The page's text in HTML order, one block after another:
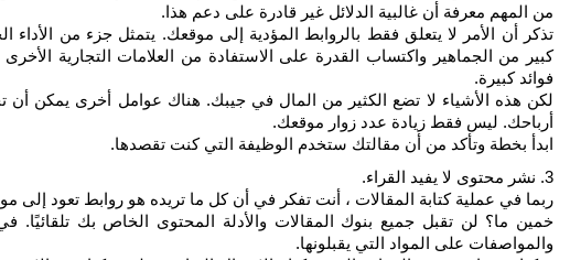
من المهم معرفة أن غالبية الدلائل غير قادرة على دعم هذا.
تذكر أن الأمر لا يتعلق فقط بالروابط المؤدية إلى موقعك. يتمثل جزء من
كبير من الجماهير واكتساب القدرة على الاستفادة من العلامات التجارية
فوائد كبيرة.
لكن هذه الأشياء لا تضع الكثير من المال في جيبك. هناك عوامل أخرى يمكن
أرباحك. ليس فقط زيادة عدد زوار موقعك.
ابدأ بخطة وتأكد من أن مقالتك ستخدم الوظيفة التي كنت تقصدها.
3. نشر محتوى لا يفيد القراء.
ربما في عملية كتابة المقالات ، أنت تفكر في أن كل ما تريده هو روابط تعود إلى
خمين ما؟ لن تقبل جميع بنوك المقالات والأدلة المحتوى الخاص بك تلقائيًا.
والمواصفات على المواد التي يقبلونها.